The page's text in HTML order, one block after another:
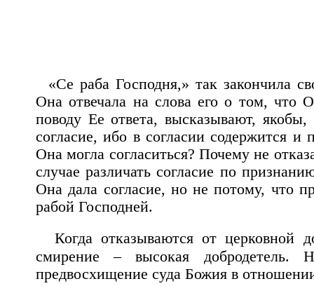
«Се раба Господня,» так закончила
Она отвечала на слова его о том, что
поводу Ее ответа, высказывают,
согласие, ибо в согласии содержится и
Она могла согласиться? Почему не
случае различать согласие по
Она дала согласие, но не потому, что
рабой Господней.
Когда отказываются от церковной
смирение – высокая добродетель.
предвосхищение суда Божия в